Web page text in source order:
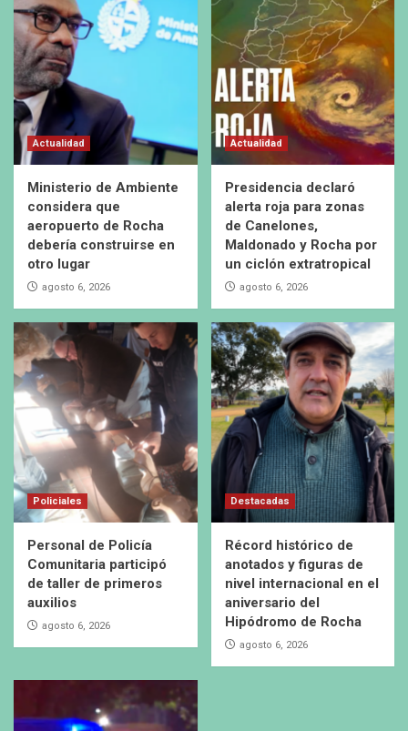
Actualidad
Ministerio de Ambiente
considera que
aeropuerto de Rocha
debería construirse en
otro lugar
agosto 6, 2026
Actualidad
Presidencia declaró
alerta roja para zonas
de Canelones,
Maldonado y Rocha por
un ciclón extratropical
agosto 6, 2026
Policiales
Personal de Policía
Comunitaria participó
de taller de primeros
auxilios
agosto 6, 2026
Destacadas
Récord histórico de
anotados y figuras de
nivel internacional en el
aniversario del
Hipódromo de Rocha
agosto 6, 2026